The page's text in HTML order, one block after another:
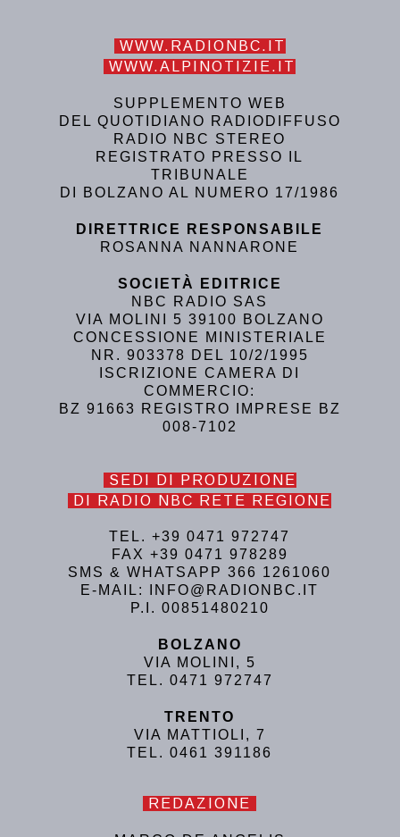
WWW.RADIONBC.IT
WWW.ALPINOTIZIE.IT
SUPPLEMENTO WEB
DEL QUOTIDIANO RADIODIFFUSO
RADIO NBC STEREO
REGISTRATO PRESSO IL
TRIBUNALE
DI BOLZANO AL NUMERO 17/1986
DIRETTRICE RESPONSABILE
ROSANNA NANNARONE
SOCIETÀ EDITRICE
NBC RADIO SAS
VIA MOLINI 5 39100 BOLZANO
CONCESSIONE MINISTERIALE
NR. 903378 DEL 10/2/1995
ISCRIZIONE CAMERA DI
COMMERCIO:
BZ 91663 REGISTRO IMPRESE BZ
008-7102
SEDI DI PRODUZIONE
DI RADIO NBC RETE REGIONE
TEL. +39 0471 972747
FAX +39 0471 978289
SMS & WHATSAPP 366 1261060
E-MAIL: INFO@RADIONBC.IT
P.I. 00851480210
BOLZANO
VIA MOLINI, 5
TEL. 0471 972747
TRENTO
VIA MATTIOLI, 7
TEL. 0461 391186
REDAZIONE